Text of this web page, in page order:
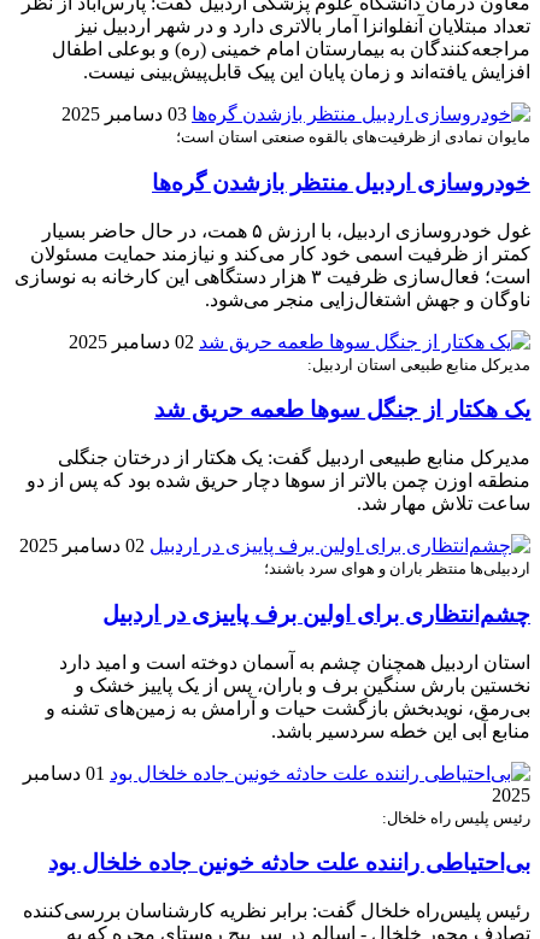
تعداد مبتلایان آنفلوانزا آمار بالاتری دارد و در شهر اردبیل نیز
مراجعه‌کنندگان به بیمارستان امام خمینی (ره) و بوعلی اطفال
افزایش یافته‌اند و زمان پایان این پیک قابل‌پیش‌بینی نیست.
03 دسامبر 2025
مایوان نمادی از ظرفیت‌های بالقوه صنعتی استان است؛
خودروسازی اردبیل منتظر بازشدن گره‌ها
غول خودروسازی اردبیل، با ارزش ۵ همت، در حال حاضر بسیار
کمتر از ظرفیت اسمی خود کار می‌کند و نیازمند حمایت مسئولان
است؛ فعال‌سازی ظرفیت ۳ هزار دستگاهی این کارخانه به نوسازی
ناوگان و جهش اشتغال‌زایی منجر می‌شود.
02 دسامبر 2025
مدیرکل منابع طبیعی استان اردبیل:
یک هکتار از جنگل‌ سوها طعمه حریق شد
مدیرکل منابع طبیعی اردبیل گفت: یک هکتار از درختان جنگلی
منطقه اوزن چمن بالاتر از سوها دچار حریق شده بود که پس از دو
ساعت تلاش مهار شد.
02 دسامبر 2025
اردبیلی‌ها منتظر باران و هوای سرد باشند؛
چشم‌انتظاری برای اولین برف پاییزی در اردبیل
استان اردبیل همچنان چشم به آسمان دوخته است و امید دارد
نخستین بارش سنگین برف و باران، پس از یک پاییز خشک و
بی‌رمق، نویدبخش بازگشت حیات و آرامش به زمین‌های تشنه و
منابع آبی این خطه سردسیر باشد.
01 دسامبر
2025
رئیس پلیس راه خلخال:
بی‌احتیاطی راننده علت حادثه خونین جاده خلخال بود
رئیس پلیس‌راه خلخال گفت: برابر نظریه کارشناسان بررسی‌کننده
تصادف محور خلخال - اسالم در سر پیچ روستای مجره که به